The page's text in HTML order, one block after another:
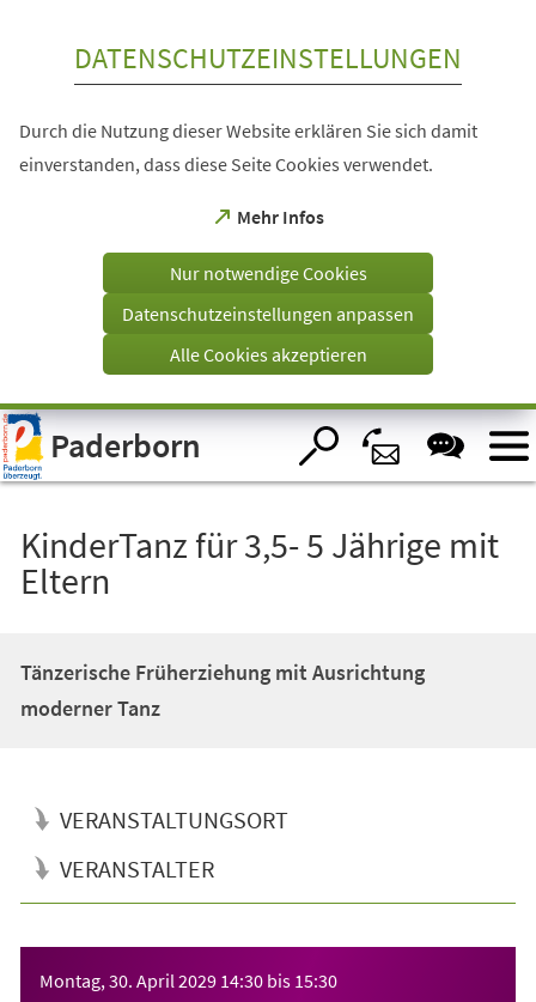
Visuelle
Assistenzsoftware
öffnen.
DATENSCHUTZEINSTELLUNGEN
Durch die Nutzung dieser Website erklären Sie sich damit
einverstanden, dass diese Seite Cookies verwendet.
Mehr Infos
(Öffnet
einem
Tab)
Nur notwendige Cookies
Datenschutzeinstellungen anpassen
Alle Cookies akzeptieren
Paderborn
KinderTanz für 3,5- 5 Jährige mit
Eltern
Tänzerische Früherziehung mit Ausrichtung
moderner Tanz
VERANSTALTUNGSORT
VERANSTALTER
Montag, 30. April 2029 14:30 bis 15:30